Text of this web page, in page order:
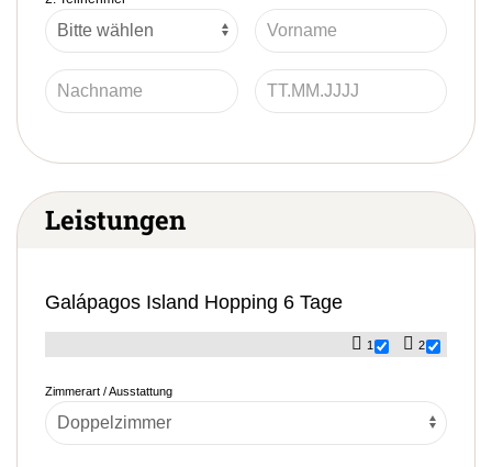
Leistungen
Galápagos Island Hopping 6 Tage
1 2
Zimmerart / Ausstattung